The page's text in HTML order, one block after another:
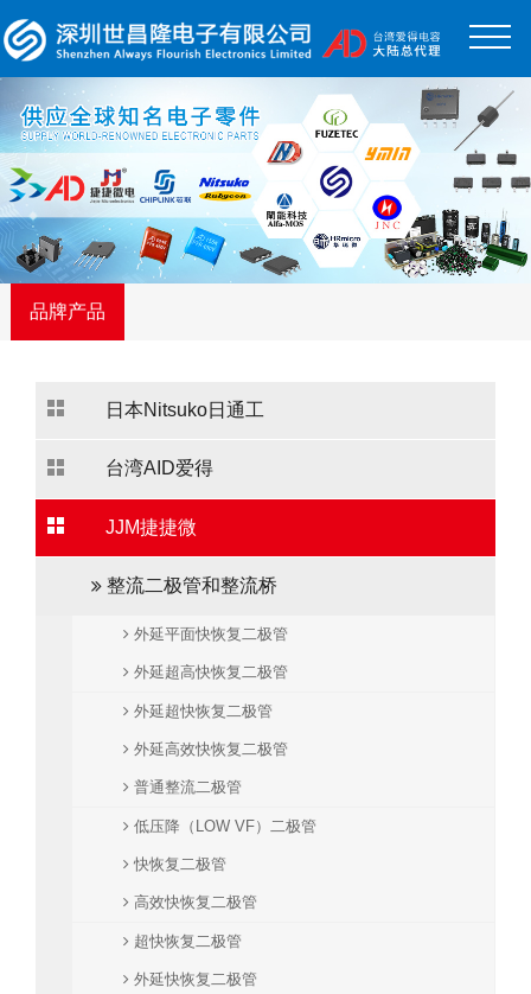
品牌产品
日本Nitsuko日通工
台湾AID爱得
JJM捷捷微
整流二极管和整流桥
外延平面快恢复二极管
外延超高快恢复二极管
外延超快恢复二极管
外延高效快恢复二极管
普通整流二极管
低压降（LOW VF）二极管
快恢复二极管
高效快恢复二极管
超快恢复二极管
外延快恢复二极管